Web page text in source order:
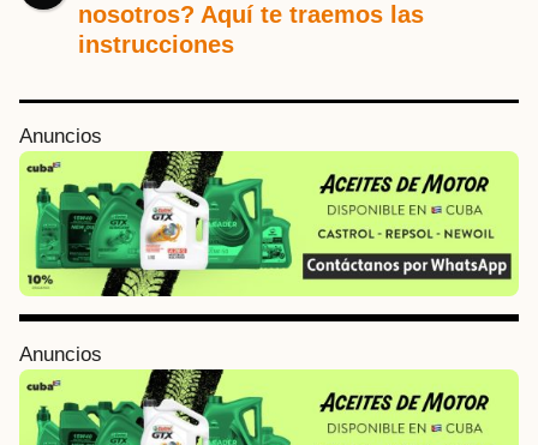
nosotros? Aquí te traemos las
instrucciones
Anuncios
Anuncios
P
o
s
P
a
g
i
n
a